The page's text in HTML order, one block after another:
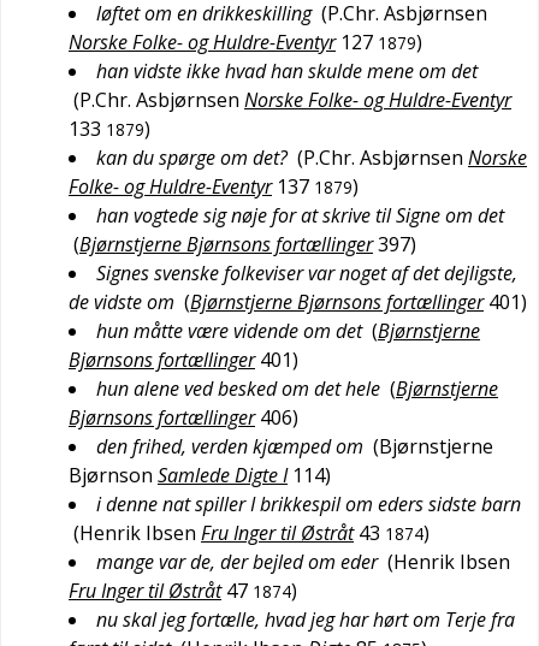
løftet om en drikkeskilling (P.Chr. Asbjørnsen
Norske Folke- og Huldre-Eventyr 127 1879)
han vidste ikke hvad han skulde mene om det
(P.Chr. Asbjørnsen Norske Folke- og Huldre-Eventyr
133 1879)
kan du spørge om det? (P.Chr. Asbjørnsen Norske
Folke- og Huldre-Eventyr 137 1879)
han vogtede sig nøje for at skrive til Signe om det
(Bjørnstjerne Bjørnsons fortællinger397)
Signes svenske folkeviser var noget af det dejligste,
de vidste om (Bjørnstjerne Bjørnsons fortællinger 401)
hun måtte være vidende om det (Bjørnstjerne
Bjørnsons fortællinger 401)
hun alene ved besked om det hele (Bjørnstjerne
Bjørnsons fortællinger 406)
den frihed, verden kjæmped om (Bjørnstjerne
Bjørnson Samlede Digte I 114)
i denne nat spiller I brikkespil om eders sidste barn
(Henrik Ibsen Fru Inger til Østråt 43 1874)
mange var de, der bejled om eder (Henrik Ibsen
Fru Inger til Østråt 47 1874)
nu skal jeg fortælle, hvad jeg har hørt om Terje fra